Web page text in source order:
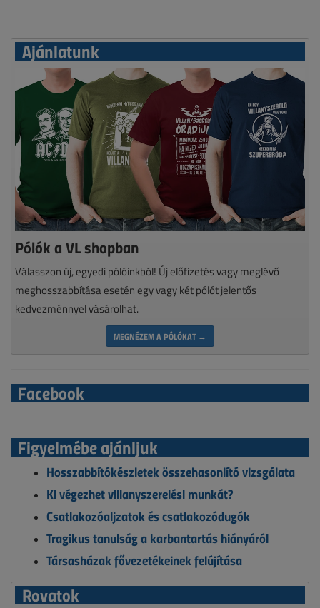
Ajánlatunk
Pólók a VL shopban
Válasszon új, egyedi pólóinkból! Új előfizetés vagy meglévő
meghosszabbítása esetén egy vagy két pólót jelentős
kedvezménnyel vásárolhat.
MEGNÉZEM A PÓLÓKAT →
Facebook
Figyelmébe ajánljuk
Hosszabbítókészletek összehasonlító vizsgálata
Ki végezhet villanyszerelési munkát?
Csatlakozóaljzatok és csatlakozódugók
Tragikus tanulság a karbantartás hiányáról
Társasházak fővezetékeinek felújítása
Rovatok